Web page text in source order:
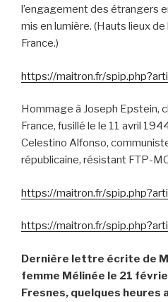
l’engagement des étrangers
mis en lumière. (Hauts lieux
France.)
https://maitron.fr/
Hommage à Joseph Epstein,
France, fusillé le le 11 avril
Celestino Alfonso,
républicaine, résistant FTP-
https://maitron.fr/
https://maitron.fr/
Dernière lettre écrite de
femme Mélinée le 21
Fresnes, quelques heures